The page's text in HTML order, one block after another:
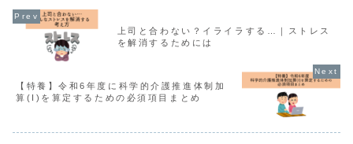
上司と合わない？イライラする…｜ストレス
を解消するためには
【特養】令和6年度に科学的介護推進体制加
算(I)を算定するための必須項目まとめ